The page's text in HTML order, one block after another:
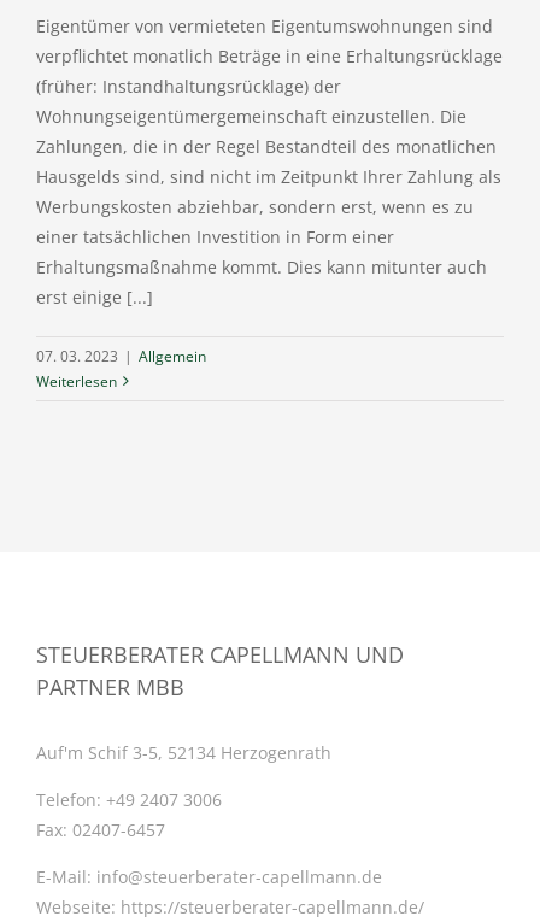
Eigentümer von vermieteten Eigentumswohnungen sind
verpflichtet monatlich Beträge in eine Erhaltungsrücklage
(früher: Instandhaltungsrücklage) der
Wohnungseigentümergemeinschaft einzustellen. Die
Zahlungen, die in der Regel Bestandteil des monatlichen
Hausgelds sind, sind nicht im Zeitpunkt Ihrer Zahlung als
Werbungskosten abziehbar, sondern erst, wenn es zu
einer tatsächlichen Investition in Form einer
Erhaltungsmaßnahme kommt. Dies kann mitunter auch
erst einige [...]
07. 03. 2023 | Allgemein
Weiterlesen
STEUERBERATER CAPELLMANN UND
PARTNER MBB
Auf'm Schif 3-5, 52134 Herzogenrath
Telefon: +49 2407 3006
Fax: 02407-6457
E-Mail: info@steuerberater-capellmann.de
Webseite: https://steuerberater-capellmann.de/